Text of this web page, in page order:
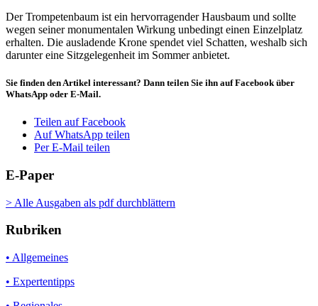
Der Trompetenbaum ist ein hervorragender Hausbaum und sollte
wegen seiner monumentalen Wirkung unbedingt einen Einzelplatz
erhalten. Die ausladende Krone spendet viel Schatten, weshalb sich
darunter eine Sitzgelegenheit im Sommer anbietet.
Sie finden den Artikel interessant? Dann teilen Sie ihn auf Facebook über
WhatsApp oder E-Mail.
Teilen auf Facebook
Auf WhatsApp teilen
Per E-Mail teilen
E-Paper
> Alle Ausgaben als pdf durchblättern
Rubriken
• Allgemeines
• Expertentipps